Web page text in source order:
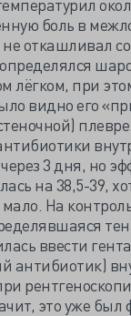
боль в
откашливал
лёгком, при
видно его
3 дня, но
на 38,5-39,
На
ввести
антибиотик)
это уже